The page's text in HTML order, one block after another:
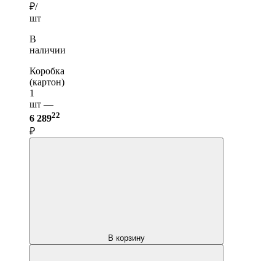
₽/
шт
В
наличии
Коробка
(картон)
1
шт —
6 28922
₽
В корзину